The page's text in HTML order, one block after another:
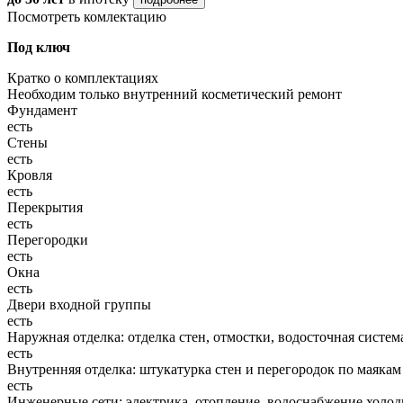
Посмотреть комлектацию
Под ключ
Кратко о комплектациях
Необходим только внутренний косметический ремонт
Фундамент
есть
Стены
есть
Кровля
есть
Перекрытия
есть
Перегородки
есть
Окна
есть
Двери входной группы
есть
Наружная отделка: отделка стен, отмостки, водосточная
есть
Внутренняя отделка: штукатурка стен и перегородок по маякам
есть